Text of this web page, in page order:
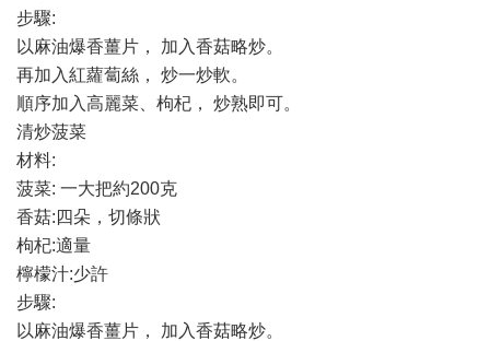
步驟:
以麻油爆香薑片， 加入香菇略炒。
再加入紅蘿蔔絲， 炒一炒軟。
順序加入高麗菜、枸杞， 炒熟即可。
清炒菠菜
材料:
菠菜: 一大把約200克
香菇:四朵，切條狀
枸杞:適量
檸檬汁:少許
步驟:
以麻油爆香薑片， 加入香菇略炒。